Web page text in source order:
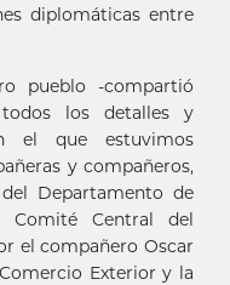
diplomáticas entre
pueblo -compartió
todos los detalles y
el que estuvimos
y compañeros,
Departamento de
Comité Central del
el compañero Oscar
Exterior y la